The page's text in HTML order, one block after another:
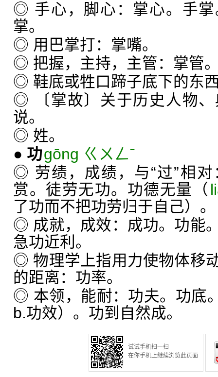
◎ 手心，脚心：掌心。手
掌。
◎ 用巴掌打：掌嘴。
◎ 把握，主持，主管：掌管
◎ 鞋底或牲口蹄子底下的东
◎ 〔掌故〕关于历史人物
说。
◎ 姓。
● 功gōng ㄍㄨㄥˉ
◎ 劳绩，成绩，与“过”相
赏。徒劳无功。功德无量（
了功而不把功劳归于自己）。
◎ 成就，成效：成功。功能
急功近利。
◎ 物理学上指用力使物体移
的距离：功率。
◎ 本领，能耐：功夫。功底
b.功效）。功到自然成。
试试手机扫一扫
在你手机上继续浏览此页面